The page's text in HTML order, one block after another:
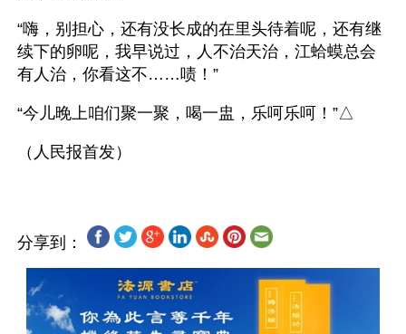
“嗨，别担心，还有没长成的在里头待着呢，还有继
续下的卵呢，我早说过，人不治天治，江蛤蟆总会
有人治，你看这不……啧！”
“今儿晚上咱们聚一聚，喝一盅，乐呵乐呵！”△
分享到：